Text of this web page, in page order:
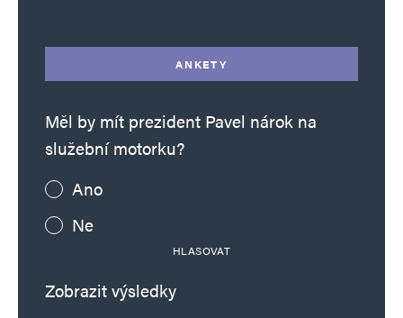
ANKETY
Měl by mít prezident Pavel nárok na
služební motorku?
Ano
Ne
HLASOVAT
Zobrazit výsledky